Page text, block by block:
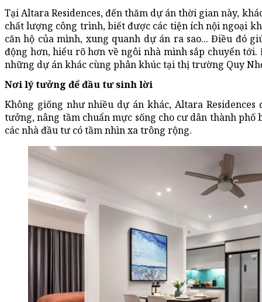
Tại Altara Residences, đến thăm dự án thời gian này,
chất lượng công trình, biết được các tiện ích nội ngoại
căn hộ của mình, xung quanh dự án ra sao... Điều đó
động hơn, hiểu rõ hơn về ngôi nhà mình sắp chuyển
những dự án khác cùng phân khúc tại thị trường Quy
Nơi lý tưởng để đầu tư sinh lời
Không giống như nhiều dự án khác, Altara
tưởng, nâng tầm chuẩn mực sống cho cư dân thành phố
các nhà đầu tư có tầm nhìn xa trông rộng.